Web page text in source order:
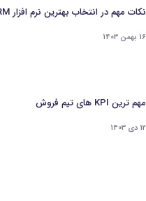
نکات مهم در انتخاب بهترین نرم افزار CRM
16 بهمن 1403
مهم ‌ترین KPI های تیم فروش
12 دی 1403